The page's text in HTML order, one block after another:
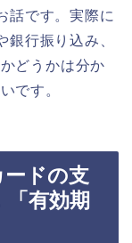
話です。実際に
行振り込み、
どうかは分か
です。
ドの支
有効期